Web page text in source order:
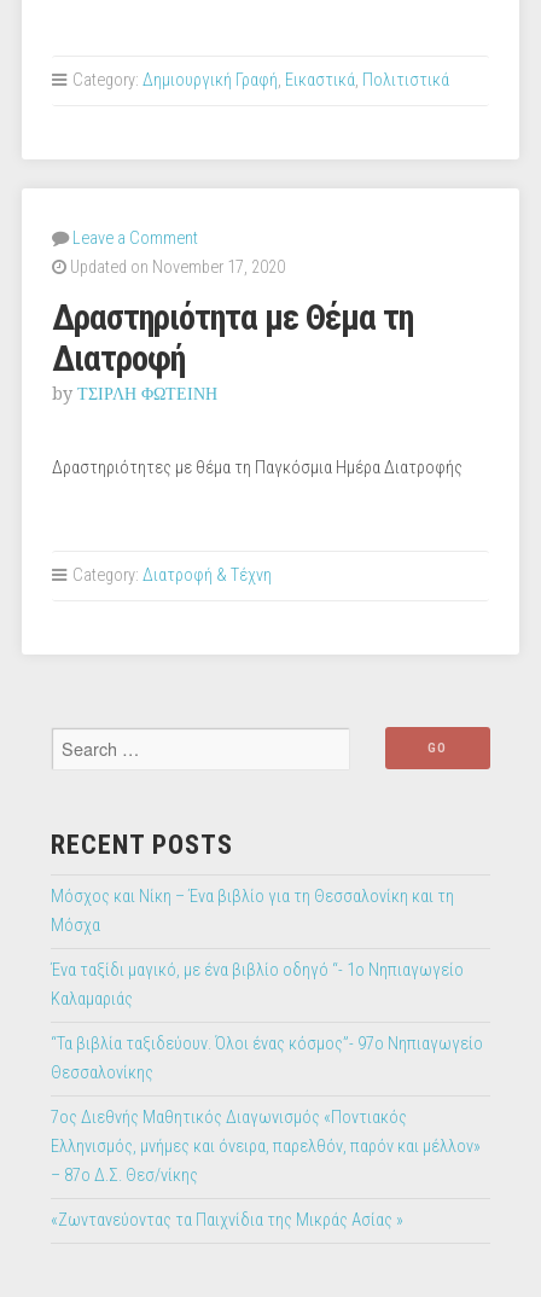
Category: Δημιουργική Γραφή, Εικαστικά, Πολιτιστικά
Leave a Comment
Updated on November 17, 2020
Δραστηριότητα με Θέμα τη
Διατροφή
by ΤΣΙΡΛΗ ΦΩΤΕΙΝΗ
Δραστηριότητες με θέμα τη Παγκόσμια Ημέρα Διατροφής
Category: Διατροφή & Τέχνη
RECENT POSTS
Μόσχος και Νίκη – Ένα βιβλίο για τη Θεσσαλονίκη και τη
Μόσχα
Ένα ταξίδι μαγικό, με ένα βιβλίο οδηγό “- 1ο Νηπιαγωγείο
Καλαμαριάς
“Τα βιβλία ταξιδεύουν. Όλοι ένας κόσμος”- 97ο Νηπιαγωγείο
Θεσσαλονίκης
7ος Διεθνής Μαθητικός Διαγωνισμός «Ποντιακός
Ελληνισμός, μνήμες και όνειρα, παρελθόν, παρόν και μέλλον»
– 87ο Δ.Σ. Θεσ/νίκης
«Ζωντανεύοντας τα Παιχνίδια της Μικράς Ασίας »